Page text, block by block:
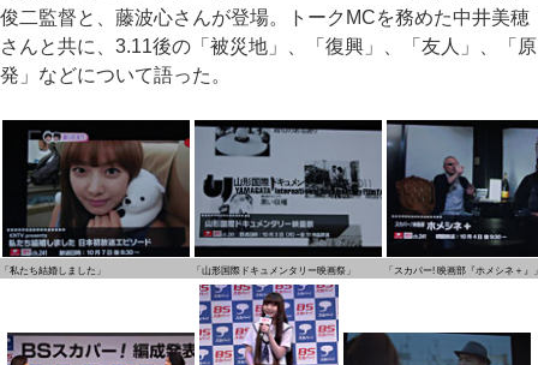
俊二監督と、藤波心さんが登場。トークMCを務めた中井美穂
さんと共に、3.11後の「被災地」、「復興」、「友人」、「原
発」などについて語った。
「私たち結婚しました」 「山形国際ドキュメンタリー映画祭」 「スカパー! 映画部『ホメシネ＋』